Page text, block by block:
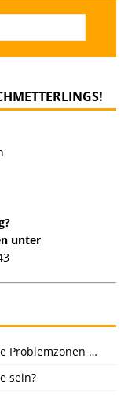
unter
Problemzonen …
sein?